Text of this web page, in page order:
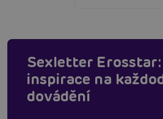
Sexletter Erosstar:
inspirace na
dovádění